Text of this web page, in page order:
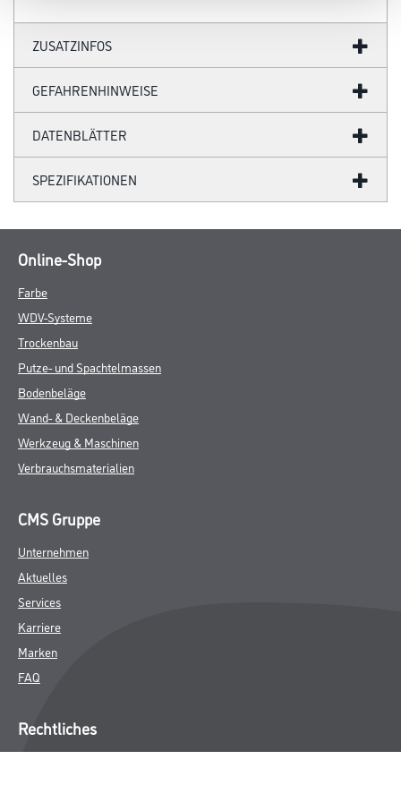
ZUSATZINFOS
GEFAHRENHINWEISE
DATENBLÄTTER
SPEZIFIKATIONEN
Online-Shop
Farbe
WDV-Systeme
Trockenbau
Putze- und Spachtelmassen
Bodenbeläge
Wand- & Deckenbeläge
Werkzeug & Maschinen
Verbrauchsmaterialien
CMS Gruppe
Unternehmen
Aktuelles
Services
Karriere
Marken
FAQ
Rechtliches